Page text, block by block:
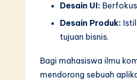
Desain UI:
Desain Produk:
tujuan bisnis.
Bagi mahasiswa ilmu
mendorong sebuah